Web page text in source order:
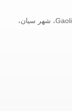
بلوک V5، شهر صنعتی Ronghao، منطقه Gaoling، شهر سیان،